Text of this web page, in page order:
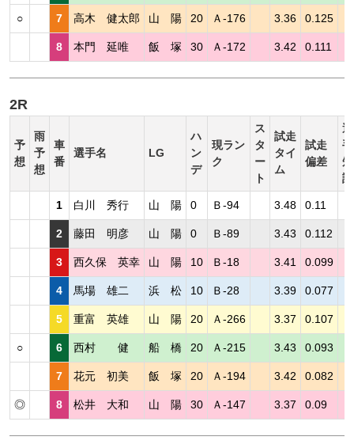
○ 7 高木 健太郎 山 陽 20 Ａ-176 3.36 0.125
8 本門 延唯 飯 塚 30 Ａ-172 3.42 0.111
2R
予
想
雨
予
想
車
番
選手名 LG
ハ
ン
デ
現ラン
ク
ス
タ
ー
ト
試走
タイ
ム
試走
偏差
選
手
短
評
1 白川 秀行 山 陽 0 Ｂ-94 3.48 0.11
2 藤田 明彦 山 陽 0 Ｂ-89 3.43 0.112
3 西久保 英幸 山 陽 10 Ｂ-18 3.41 0.099
4 馬場 雄二 浜 松 10 Ｂ-28 3.39 0.077
5 重富 英雄 山 陽 20 Ａ-266 3.37 0.107
○ 6 西村 健 船 橋 20 Ａ-215 3.43 0.093
7 花元 初美 飯 塚 20 Ａ-194 3.42 0.082
◎ 8 松井 大和 山 陽 30 Ａ-147 3.37 0.09